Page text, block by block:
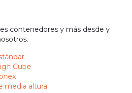
contenedores y más desde y
Cube
media altura